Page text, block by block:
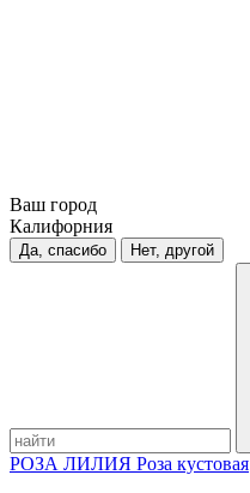
Ваш город
Калифорния
Да, спасибо Нет, другой
РОЗА ЛИЛИЯ Роза кустовая